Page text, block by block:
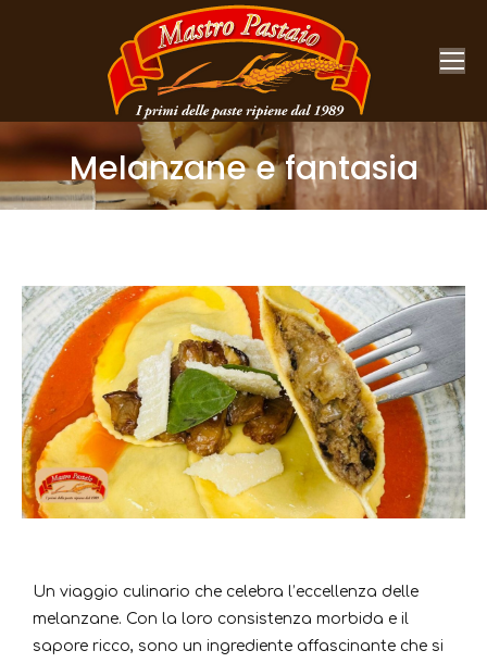
Melanzane e fantasia
You are here:
Un viaggio culinario che celebra l’eccellenza delle
melanzane. Con la loro consistenza morbida e il
sapore ricco, sono un ingrediente affascinante che si